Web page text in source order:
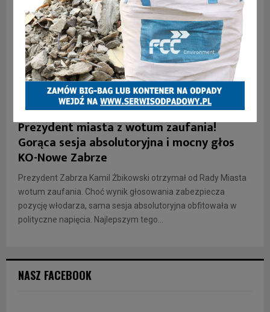
INFORMACJE
Prezydent miasta z wotum zaufania!
Gorąca sesja absolutoryjna i mocny głos
KO-Nowe Zabrze
Prezydent Zabrza Kamil Żbikowski otrzymał od Rady Miasta
wotum zaufania. Choć wynik głosowania zabezpiecza
pozycję włodarza, sama sesja absolutoryjna obfitowała w
polityczne napięcia. Najlepszym tego...
NASZ FACEBOOK